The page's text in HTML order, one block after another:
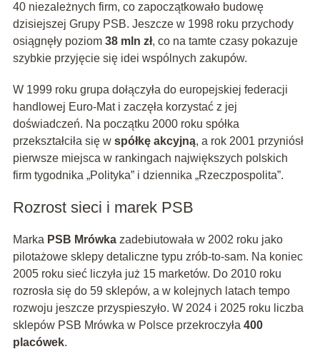
40 niezależnych firm, co zapoczątkowało budowę
dzisiejszej Grupy PSB. Jeszcze w 1998 roku przychody
osiągnęły poziom 38 mln zł, co na tamte czasy pokazuje
szybkie przyjęcie się idei wspólnych zakupów.
W 1999 roku grupa dołączyła do europejskiej federacji
handlowej Euro‑Mat i zaczęła korzystać z jej
doświadczeń. Na początku 2000 roku spółka
przekształciła się w spółkę akcyjną, a rok 2001 przyniósł
pierwsze miejsca w rankingach największych polskich
firm tygodnika „Polityka” i dziennika „Rzeczpospolita”.
Rozrost sieci i marek PSB
Marka PSB Mrówkazadebiutowała w 2002 roku jako
pilotażowe sklepy detaliczne typu zrób‑to‑sam. Na koniec
2005 roku sieć liczyła już 15 marketów. Do 2010 roku
rozrosła się do 59 sklepów, a w kolejnych latach tempo
rozwoju jeszcze przyspieszyło. W 2024 i 2025 roku liczba
sklepów PSB Mrówka w Polsce przekroczyła 400
placówek.